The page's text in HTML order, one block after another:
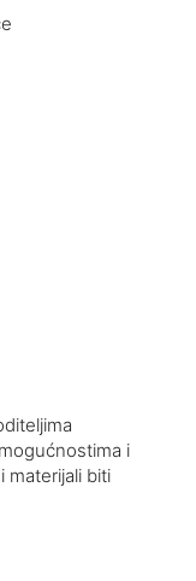
i
materijali biti